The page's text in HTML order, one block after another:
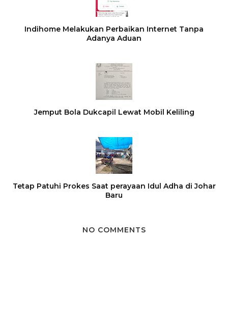
Indihome Melakukan Perbaikan Internet Tanpa
Adanya Aduan
Jemput Bola Dukcapil Lewat Mobil Keliling
Tetap Patuhi Prokes Saat perayaan Idul Adha di Johar
Baru
NO COMMENTS